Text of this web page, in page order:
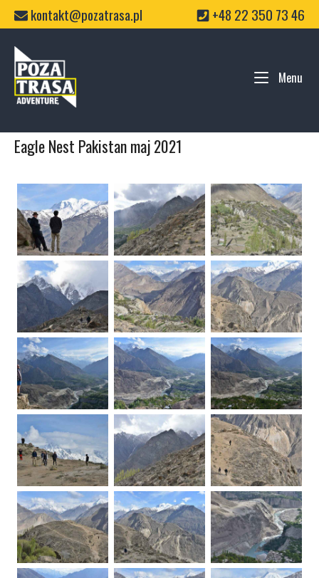
Skip
kontakt@pozatrasa.pl +48 22 350 73 46
Home
Menu
Eagle Nest Pakistan maj 2021